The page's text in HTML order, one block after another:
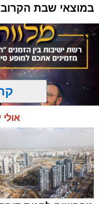
במוצאי שבת
אולי